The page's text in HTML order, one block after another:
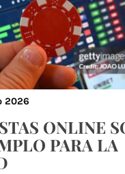
2026
ONLINE
PARA LA